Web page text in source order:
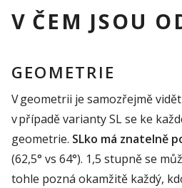
V ČEM JSOU
GEOMETRIE
V geometrii je samozřejmě
v případě varianty SL se ke
geometrie. SLko má znatelně
(62,5° vs 64°). 1,5 stupně se
tohle pozná okamžitě každý,